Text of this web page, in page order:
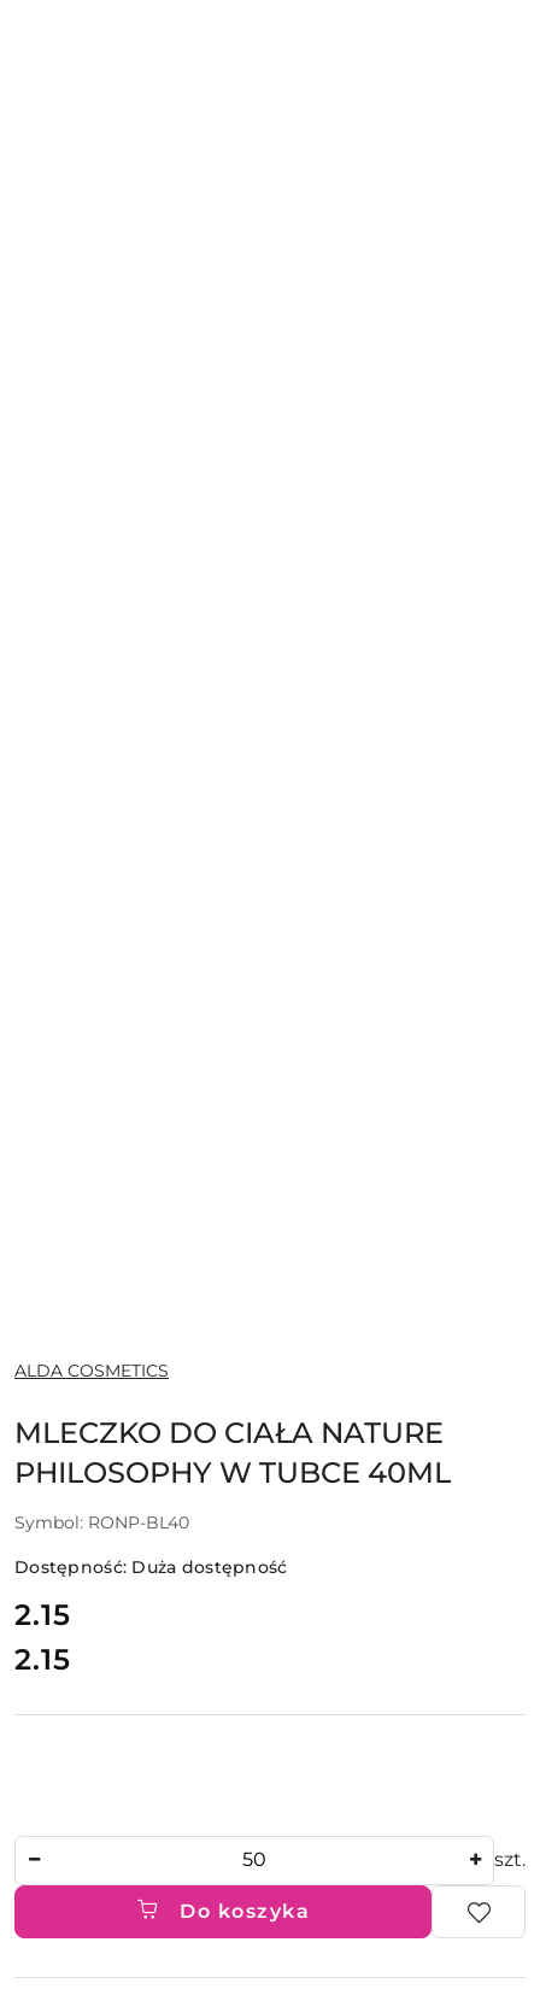
NAZWA
PRODUCENTA:
ALDA COSMETICS
MLECZKO DO CIAŁA NATURE
PHILOSOPHY W TUBCE 40ML
Symbol: RONP-BL40
Dostępność: Duża dostępność
cena:
2.15
Cena:
2.15
szt.
Do koszyka